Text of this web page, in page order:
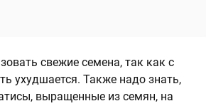
свежие семена, так как с
ухудшается. Также надо знать,
выращенные из семян, на